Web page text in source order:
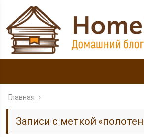
Главная ›
Записи с меткой